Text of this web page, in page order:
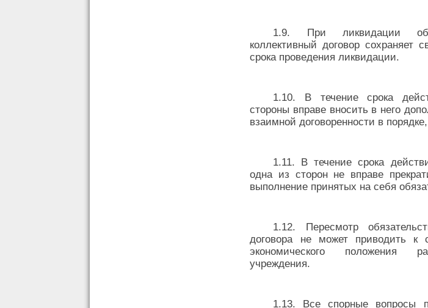
1.9. При ликвидации
коллективный договор сохраняет
срока проведения ликвидации.
1.10. В течение срока
стороны вправе вносить в него
взаимной договоренности в
1.11. В течение срока
одна из сторон не вправе
выполнение принятых на себя
1.12. Пересмотр
договора не может приводить к
экономического положения
учреждения.
1.13. Все спорные вопросы